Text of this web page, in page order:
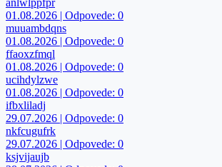
anlwlppfpr
01.08.2026 | Odpovede: 0
muuambdqns
01.08.2026 | Odpovede: 0
ffaoxzfmql
01.08.2026 | Odpovede: 0
ucihdylzwe
01.08.2026 | Odpovede: 0
ifbxliladj
29.07.2026 | Odpovede: 0
nkfcugufrk
29.07.2026 | Odpovede: 0
ksjvijaujb